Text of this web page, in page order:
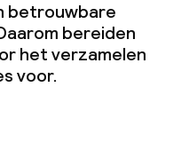
betrouwbare
bereiden
het verzamelen
voor.